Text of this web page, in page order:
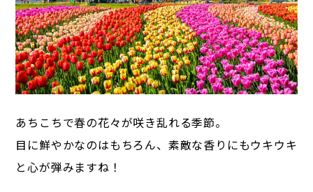
あちこちで春の花々が咲き乱れる季節。
目に鮮やかなのはもちろん、素敵な香りにもウキウキ
と心が弾みますね！